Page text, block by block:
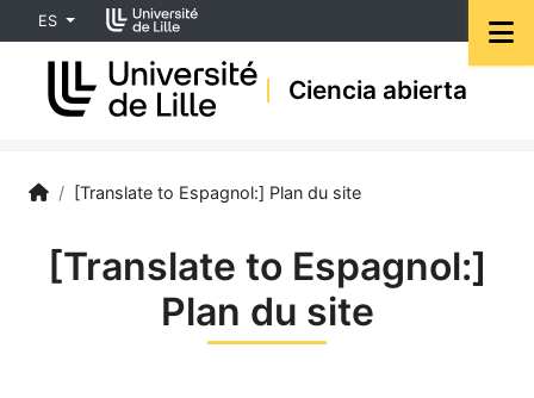
Accéder au menu principal
Accéder au contenu
ES
Ciencia abierta
[Translate to Espagnol:] Science ouverte | Université de
Accueil
/ [Translate to Espagnol:] Plan du site
[Translate to Espagnol:]
Plan du site